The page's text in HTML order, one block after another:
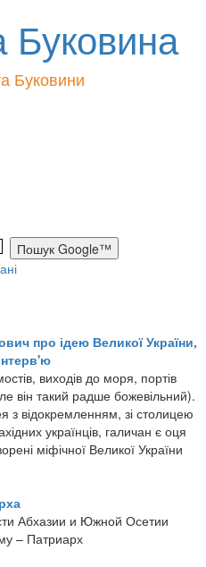
Буковина
Буковини
про ідею Великої України,
виходів до моря, портів
він такий радше божевільний).
з відокремленням, зі столицею
українців, галичан є оця
міфічної Великої України
Абхазии и Южной Осетии
– Патриарх